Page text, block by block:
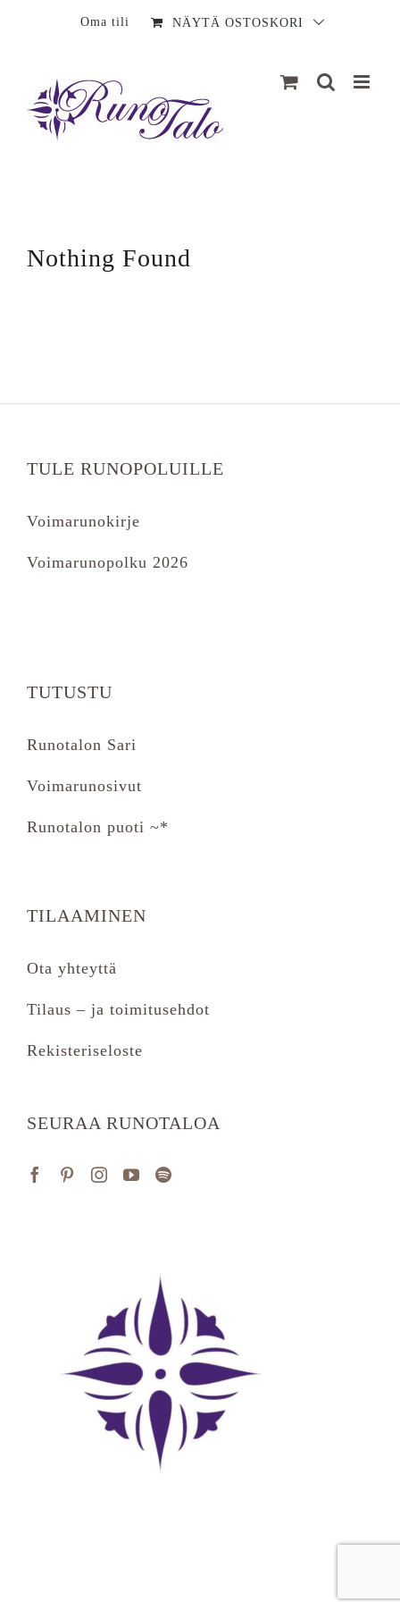
Oma tili NÄYTÄ OSTOSKORI
Nothing Found
TULE RUNOPOLUILLE
Voimarunokirje
Voimarunopolku 2026
TUTUSTU
Runotalon Sari
Voimarunosivut
Runotalon puoti ~*
TILAAMINEN
Ota yhteyttä
Tilaus – ja toimitusehdot
Rekisteriseloste
SEURAA RUNOTALOA